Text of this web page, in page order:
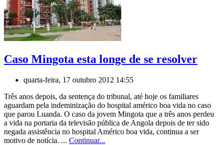
Caso Mingota esta longe de se resolver
quarta-feira, 17 outubro 2012 14:55
Três anos depois, da sentença do tribunal, até hoje os familiares
aguardam pela indeminização do hospital américo boa vida no caso
que parou Luanda. O caso da jovem Mingota que a três anos perdeu
a vida na portaria da televisão pública de Angola depois de ter sido
negada assistência no hospital Américo boa vida, continua a ser
motivo de notícia. ... Continuar...